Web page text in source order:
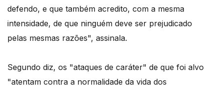
defendo, e que também acredito, com a mesma
intensidade, de que ninguém deve ser prejudicado
pelas mesmas razões", assinala.
Segundo diz, os "ataques de caráter" de que foi alvo
"atentam contra a normalidade da vida dos